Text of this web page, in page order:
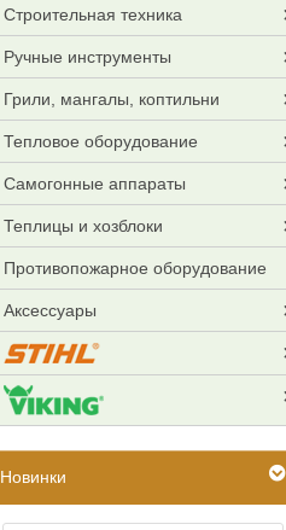
Строительная техника
Ручные инструменты
Грили, мангалы, коптильни
Тепловое оборудование
Самогонные аппараты
Теплицы и хозблоки
Противопожарное оборудование
Аксессуары
Новинки